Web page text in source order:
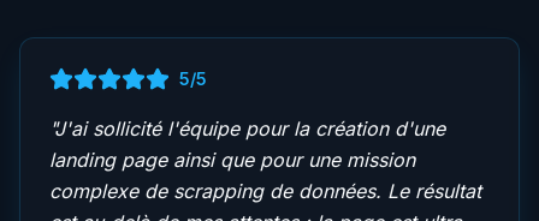
5/5
"J'ai sollicité l'équipe pour la création d'une
landing page ainsi que pour une mission
complexe de scrapping de données. Le résultat